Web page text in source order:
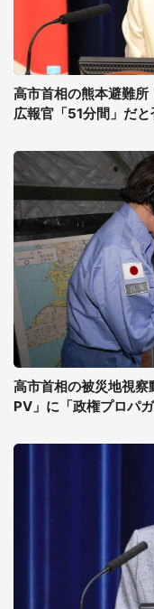
高市首相の熊本避難
広報官「51分間」だと
高市首相の被災地視
PV」に「政権プロパ